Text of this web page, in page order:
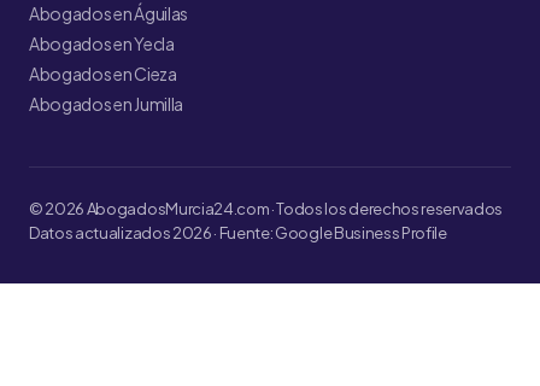
Abogados en Águilas
Abogados en Yecla
Abogados en Cieza
Abogados en Jumilla
© 2026 AbogadosMurcia24.com · Todos los derechos reservados
Datos actualizados 2026 · Fuente: Google Business Profile